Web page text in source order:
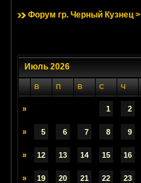
Форум гр. Черный Кузнец>
Июль 2026
В П В С Ч
» 1 2
» 5 6 7 8 9
» 12 13 14 15 16
» 19 20 21 22 23